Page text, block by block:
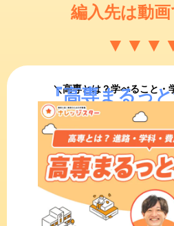
編入先は動画
▼ ▼ ▼
＼高専とは？学べること・
『高専まるっ